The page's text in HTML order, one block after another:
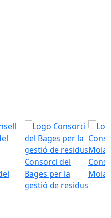
Consorci del
Bages per la
gestió de residus